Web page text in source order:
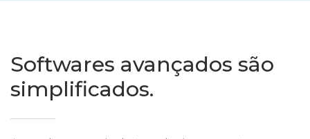
Softwares avançados são
simplificados.